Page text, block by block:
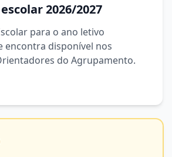
2026/2027
para o ano letivo
encontra disponível nos
do Agrupamento.